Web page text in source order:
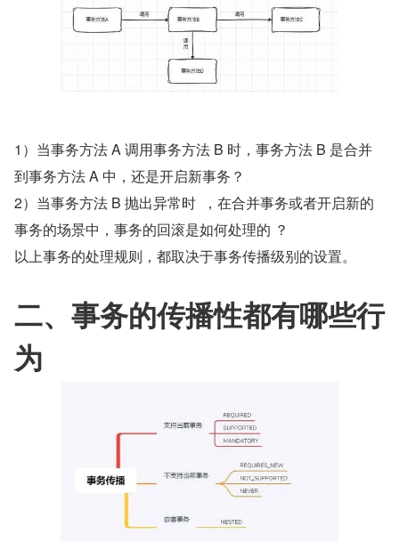
1）当事务方法 A 调用事务方法 B 时，事务方法 B 是合并
到事务方法 A 中，还是开启新事务？
2）当事务方法 B 抛出异常时  ，在合并事务或者开启新的
事务的场景中，事务的回滚是如何处理的 ？
以上事务的处理规则，都取决于事务传播级别的设置。
二、事务的传播性都有哪些行
为